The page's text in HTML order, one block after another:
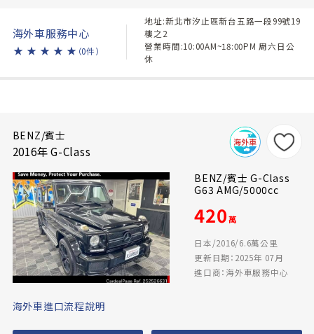
海外車服務中心
★ ★ ★ ★ ★ （0件）
地址:新北市汐止區新台五路一段99號19
樓之2
營業時間:10:00AM~18:00PM 周六日公
休
BENZ/賓士
2016年 G-Class
BENZ/賓士 G-Class
G63 AMG/5000cc
420萬
日本/2016/6.6萬公里
更新日期：2025年 07月
進口商：海外車服務中心
海外車進口流程說明